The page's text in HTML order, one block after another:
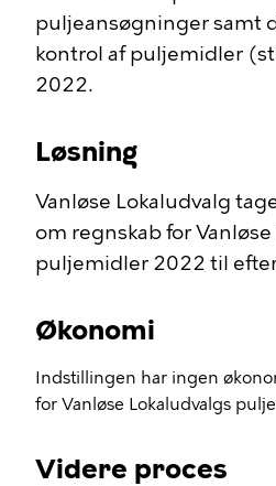
puljeansøgninger samt
kontrol af puljemidler
2022.
Løsning
Vanløse Lokaludvalg
om regnskab for
puljemidler 2022 til
Økonomi
Indstillingen har ingen
for Vanløse Lokaludvalgs
Videre proces